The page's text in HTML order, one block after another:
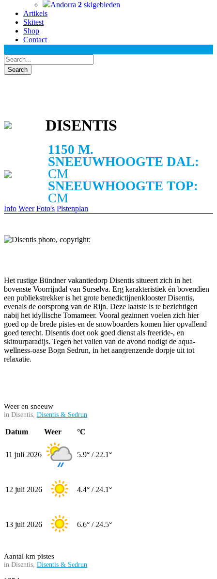
Andorra 2 skigebieden
Artikels
Skitest
Shop
Contact
DISENTIS
1150 M.
SNEEUWHOOGTE DAL:
CM
SNEEUWHOOGTE TOP:
CM
Info Weer Foto's Pistenplan
Het rustige Bündner vakantiedorp Disentis situeert zich in het
bovenste Voorrijndal van Surselva. Erg karakteristiek én bovendien
een publiekstrekker is het grote benedictijnenklooster Disentis,
evenals de oorsprong van de Rijn. Deze laatste is te bezichtigen
nabij het idyllische Tomameer. Vooral gezinnen voelen zich hier
goed op de brede pistes en de snowboarders komen hier opvallend
goed terecht. Disentis doet ook goed dienst als freeride-, en
skitourparadijs. Tegen het vallen van de avond nodigt de aqua-
wellness-oase Bogn Sedrun, in het aangrenzende dorpje uit tot
relaxatie.
Weer en sneeuw
in Disentis, Disentis & Sedrun
Datum Weer °C
11 juli 2026 5.9° / 22.1°
12 juli 2026 4.4° / 24.1°
13 juli 2026 6.6° / 24.5°
Aantal km pistes
in Disentis, Disentis & Sedrun